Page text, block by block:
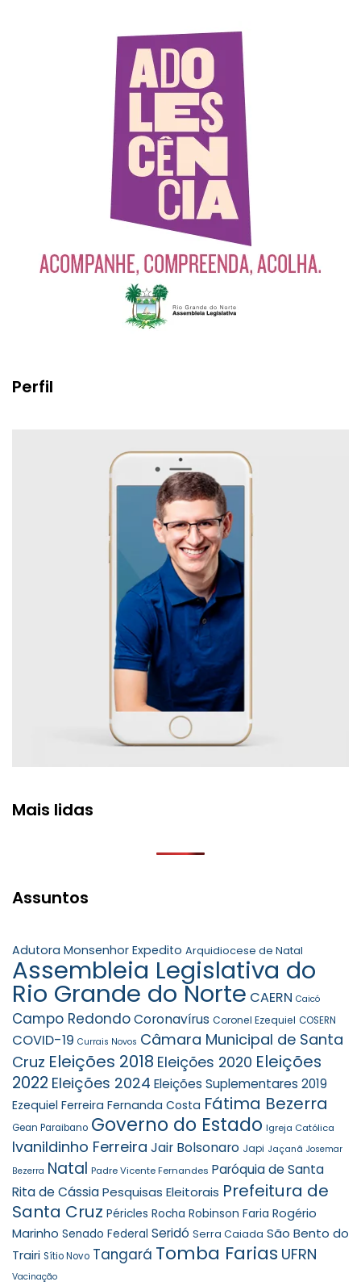
Perfil
Mais lidas
Assuntos
Adutora Monsenhor Expedito Arquidiocese de Natal
Assembleia Legislativa do
Rio Grande do Norte CAERN Caicó
Campo RedondoCoronavírus Coronel Ezequiel COSERN
COVID-19 Currais Novos Câmara Municipal de Santa
Cruz Eleições 2018 Eleições 2020 Eleições
2022 Eleições 2024 Eleições Suplementares 2019
Ezequiel Ferreira Fernanda Costa Fátima Bezerra
Gean Paraibano Governo do Estado Igreja Católica
Ivanildinho Ferreira Jair Bolsonaro Japi Jaçanã Josemar
Bezerra Natal Padre Vicente Fernandes Paróquia de Santa
Rita de CássiaPesquisas Eleitorais Prefeitura de
Santa Cruz Péricles Rocha Robinson Faria Rogério
Marinho Senado Federal Seridó Serra Caiada São Bento do
Trairi Sítio Novo Tangará Tomba Farias UFRN
Vacinação